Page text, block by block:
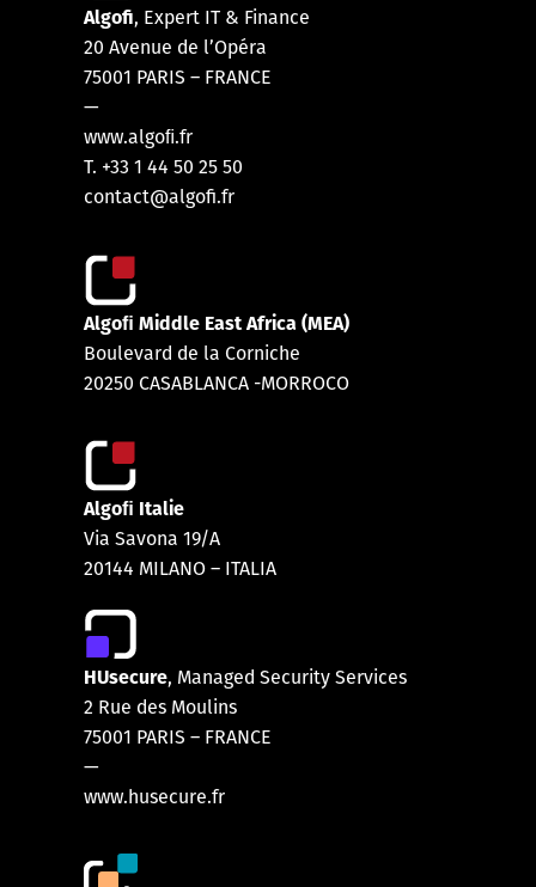
Algofi, Expert IT & Finance
20 Avenue de l’Opéra
75001 PARIS – FRANCE
—
www.algoﬁ.fr
T. +33 1 44 50 25 50
contact@algofi.fr
Algoﬁ Middle East Africa (MEA)
Boulevard de la Corniche
20250 CASABLANCA -MORROCO
Algoﬁ Italie
Via Savona 19/A
20144 MILANO – ITALIA
HUsecure, Managed Security Services
2 Rue des Moulins
75001 PARIS – FRANCE
—
www.husecure.fr